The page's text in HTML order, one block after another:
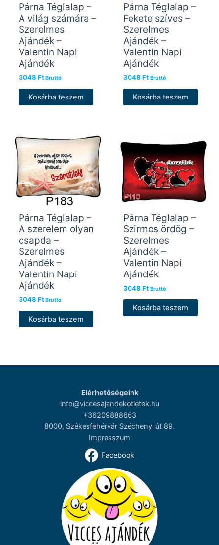
Párna Téglalap –
A világ számára –
Szerelmes
Ajándék –
Valentin Napi
Ajándék
3048 Ft Bruttó
Kosárba teszem
Párna Téglalap –
Fekete szíves –
Szerelmes
Ajándék –
Valentin Napi
Ajándék
3048 Ft Bruttó
Kosárba teszem
Párna Téglalap –
A szerelem olyan
csapda –
Szerelmes
Ajándék –
Valentin Napi
Ajándék
3048 Ft Bruttó
Kosárba teszem
Párna Téglalap –
Szirmos ördög –
Szerelmes
Ajándék –
Valentin Napi
Ajándék
3048 Ft Bruttó
Kosárba teszem
Elérhetőségeink
info@viccesajandekotletek.hu
+36209888663
8000, Székesfehérvár Széchenyi út 89.
Impresszum
Facebook